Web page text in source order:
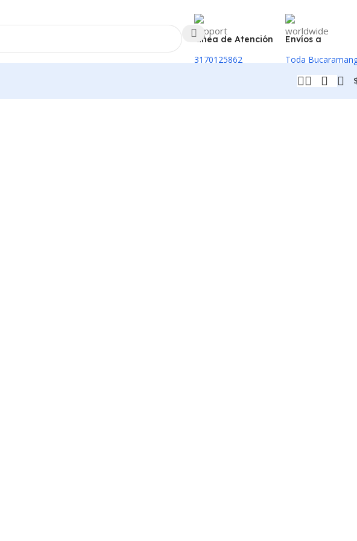
Linea de Atención
3170125862
Envíos a
Toda